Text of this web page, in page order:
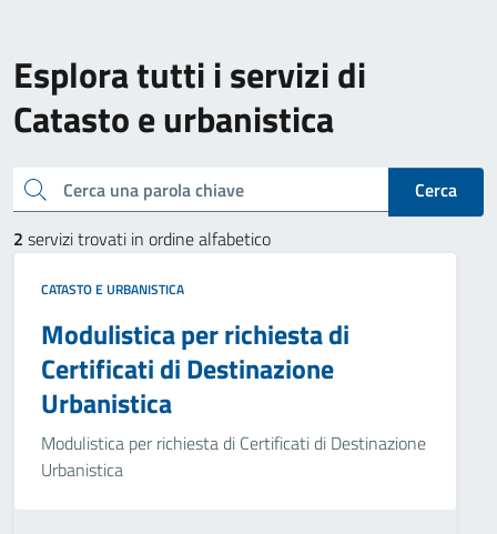
Esplora tutti i servizi di
Catasto e urbanistica
Cerca una parola chiave
Cerca
2 servizi trovati in ordine alfabetico
CATASTO E URBANISTICA
Modulistica per richiesta di
Certificati di Destinazione
Urbanistica
Modulistica per richiesta di Certificati di Destinazione
Urbanistica